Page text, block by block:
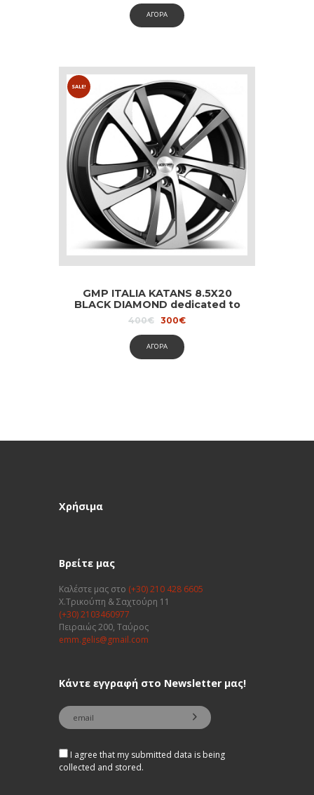
was:
325€.
is:
225€.
ΑΓΟΡΑ
SALE!
GMP ITALIA KATANS 8.5X20
BLACK DIAMOND dedicated to
Audi and Volvo
400€ Original
was:
400€.
300€Current
ΑΓΟΡΑ
Χρήσιμα
Βρείτε μας
Καλέστε μας στο (+30) 210 428 6605
Χ.Τρικούπη & Σαχτούρη 11
(+30) 2103460977
Πειραιώς 200, Ταύρος
emm.gelis@gmail.com
Κάντε εγγραφή στο Newsletter μας!
I agree that my submitted data is being
collected and stored.